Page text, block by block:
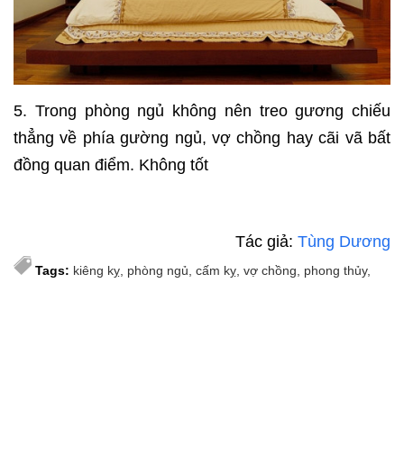
5. Trong phòng ngủ không nên treo gương chiếu
thẳng về phía gường ngủ, vợ chồng hay cãi vã bất
đồng quan điểm. Không tốt
Tác giả: Tùng Dương
Tags: kiêng kỵ phòng ngủ cấm kỵ vợ chồng phong thủy